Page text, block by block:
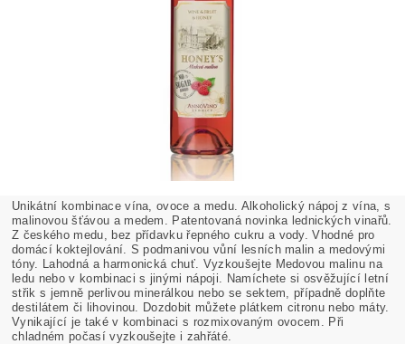
Unikátní kombinace vína, ovoce a medu. Alkoholický nápoj z vína, s
malinovou šťávou a medem. Patentovaná novinka lednických vinařů.
Z českého medu, bez přídavku řepného cukru a vody. Vhodné pro
domácí koktejlování. S podmanivou vůní lesních malin a medovými
tóny. Lahodná a harmonická chuť. Vyzkoušejte Medovou malinu na
ledu nebo v kombinaci s jinými nápoji. Namíchete si osvěžující letní
střik s jemně perlivou minerálkou nebo se sektem, případně doplňte
destilátem či lihovinou. Dozdobit můžete plátkem citronu nebo máty.
Vynikající je také v kombinaci s rozmixovaným ovocem. Při
chladném počasí vyzkoušejte i zahřáté.